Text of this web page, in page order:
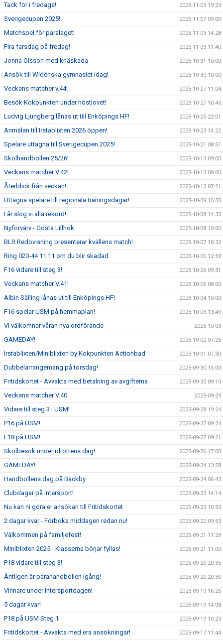
Tack för i fredags! 2025-11-09 19:29
Sverigecupen 2025! 2025-11-07 09:00
Matchspel för paralaget! 2025-11-03 14:28
Fira farsdag på fredag! 2025-11-03 11:40
Jonna Olsson med knäskada 2025-10-31 10:00
Ansök till Widénska gymnasiet idag! 2025-10-30 10:00
Veckans matcher v.44! 2025-10-27 11:04
Besök Kokpunkten under höstlovet! 2025-10-27 10:45
Ludvig Ljungberg lånas ut till Enköpings HF! 2025-10-25 22:01
Anmälan till Irstablixten 2026 öppen! 2025-10-23 14:22
Spelare uttagna till Sverigecupen 2025! 2025-10-21 08:51
Skolhandbollen 25/26! 2025-10-13 09:00
Veckans matcher V.42! 2025-10-13 08:00
Återblick från veckan! 2025-10-13 07:21
Uttagna spelare till regionala träningsdagar! 2025-10-09 15:35
I år slog vi alla rekord! 2025-10-08 14:35
Nyförvärv - Gösta Lillhök 2025-10-08 10:00
BLR Redovisning presenterar kvällens match! 2025-10-07 10:32
Ring 020-44 11 11 om du blir skadad 2025-10-06 12:59
F16 vidare till steg 3! 2025-10-06 09:31
Veckans matcher V.41! 2025-10-06 08:00
Albin Sälling lånas ut till Enköpings HF! 2025-10-04 10:00
F16 spelar USM på hemmaplan! 2025-10-03 13:49
VI välkomnar våran nya ordförande 2025-10-03
GAMEDAY! 2025-10-02 07:25
Irstablixten/Miniblixten by Kokpunkten Actionbad 2025-10-01 07:30
Dubbelarrangemang på torsdag! 2025-09-30 15:00
Fritidskortet - Avvakta med betalning av avgifterna 2025-09-30 09:10
Veckans matcher V.40 2025-09-29
Vidare till steg 3 i USM! 2025-09-28 19:24
P16 på USM! 2025-09-27 09:24
F18 på USM! 2025-09-27 09:21
Skolbesök under idrottens dag! 2025-09-26 17:00
GAMEDAY! 2025-09-24 13:28
Handbollens dag på Bäckby 2025-09-24 06:43
Clubdagar på Intersport! 2025-09-23 14:14
Nu kan ni göra er ansökan till Fritidskortet 2025-09-23 10:53
2 dagar kvar - Förboka middagen redan nu! 2025-09-22 09:53
Välkommen på familjefest! 2025-09-21 11:29
Miniblixten 2025 - Klasserna börjar fyllas! 2025-09-21 11:00
P18 vidare till steg 3! 2025-09-20 20:35
Äntligen är parahandbollen igång! 2025-09-20 20:30
Vinnare under Intersportdagen! 2025-09-19 16:25
5 dagar kvar! 2025-09-19 14:08
P18 på USM Steg 1 2025-09-19 10:23
Fritidskortet - Avvakta med era ansökningar! 2025-09-17 11:44